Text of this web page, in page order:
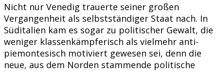
Nicht nur Venedig trauerte seiner großen
Vergangenheit als selbstständiger Staat nach. In
Süditalien kam es sogar zu politischer Gewalt, die
weniger klassenkämpferisch als vielmehr anti-
piemontesisch motiviert gewesen sei, denn die
neue, aus dem Norden stammende politische